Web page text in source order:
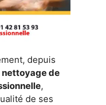
depuis
de
,
de ses